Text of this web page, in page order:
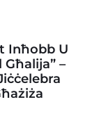
Inħobb U
–